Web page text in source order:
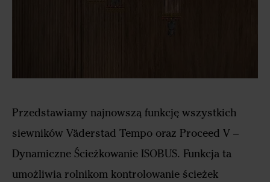
Przedstawiamy najnowszą funkcję wszystkich
siewników Väderstad Tempo oraz Proceed V –
Dynamiczne Ścieżkowanie ISOBUS. Funkcja ta
umożliwia rolnikom kontrolowanie ścieżek